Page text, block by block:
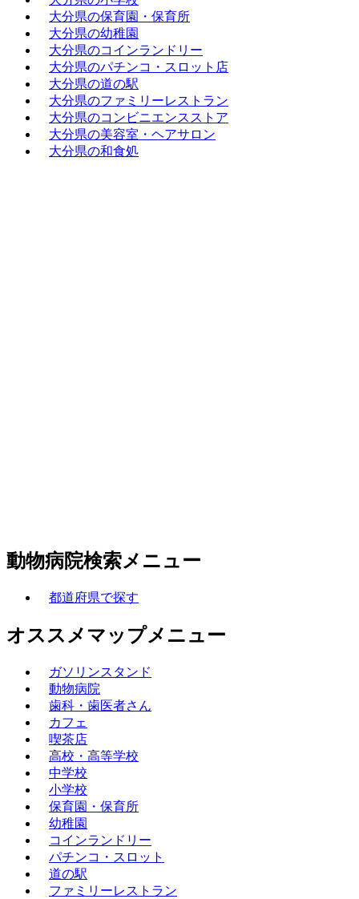
大分県の保育園・保育所
大分県の幼稚園
大分県のコインランドリー
大分県のパチンコ・スロット店
大分県の道の駅
大分県のファミリーレストラン
大分県のコンビニエンスストア
大分県の美容室・ヘアサロン
大分県の和食処
動物病院検索メニュー
都道府県で探す
オススメマップメニュー
ガソリンスタンド
動物病院
歯科・歯医者さん
カフェ
喫茶店
高校・高等学校
中学校
小学校
保育園・保育所
幼稚園
コインランドリー
パチンコ・スロット
道の駅
ファミリーレストラン